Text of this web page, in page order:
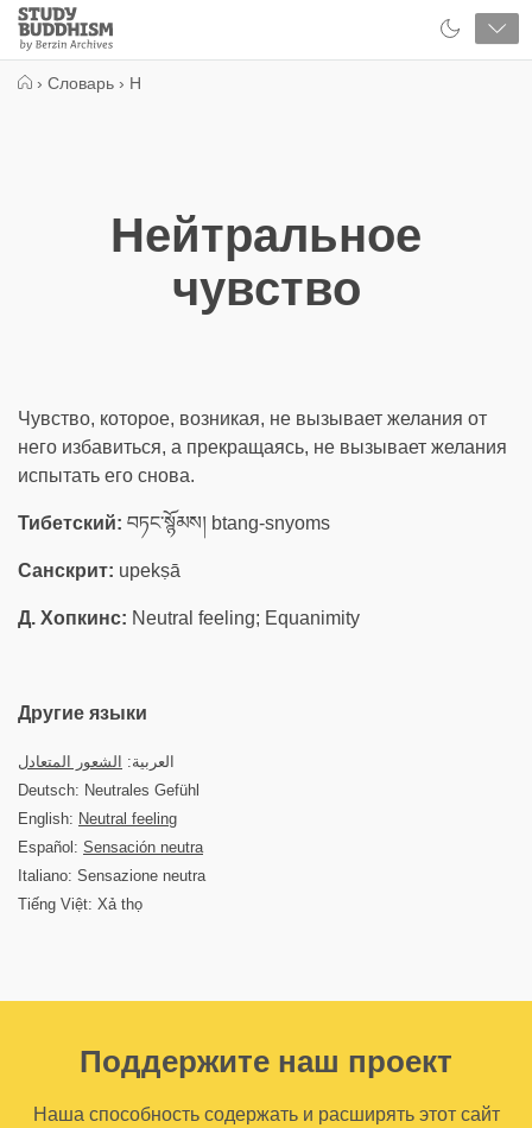
Close
Study
Buddhism
› Словарь › Н
Нейтральное
чувство
Чувство, которое, возникая, не вызывает желания от
него избавиться, а прекращаясь, не вызывает желания
испытать его снова.
Тибетский: བཏང་སྙོམས། btang-snyoms
Санскрит: upekṣā
Д. Хопкинс: Neutral feeling; Equanimity
Другие языки
العربية:
الشعور المتعادل
Deutsch: Neutrales Gefühl
English: Neutral feeling
Español: Sensación neutra
Italiano: Sensazione neutra
Tiếng Việt: Xả thọ
Поддержите наш проект
Наша способность содержать и расширять этот сайт